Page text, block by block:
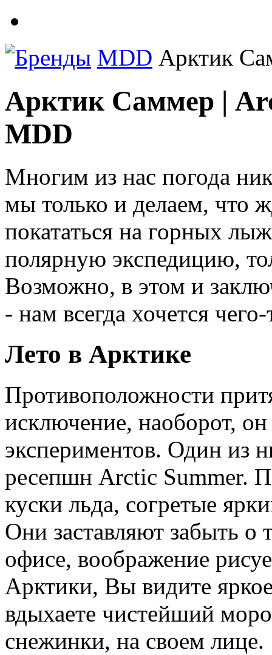
Бренды MDD Арктик
Арктик Саммер |
MDD
Многим из нас погода
мы только и делаем, что
покататься на горных
полярную экспедицию,
Возможно, в этом и
- нам всегда хочется
Лето в Арктике
Противоположности
исключение, наоборот,
экспериментов. Один из
ресепшн Arctic Summer.
куски льда, согретые
Они заставляют забыть о
офисе, воображение
Арктики, Вы видите
вдыхаете чистейший
снежинки, на своем лице.